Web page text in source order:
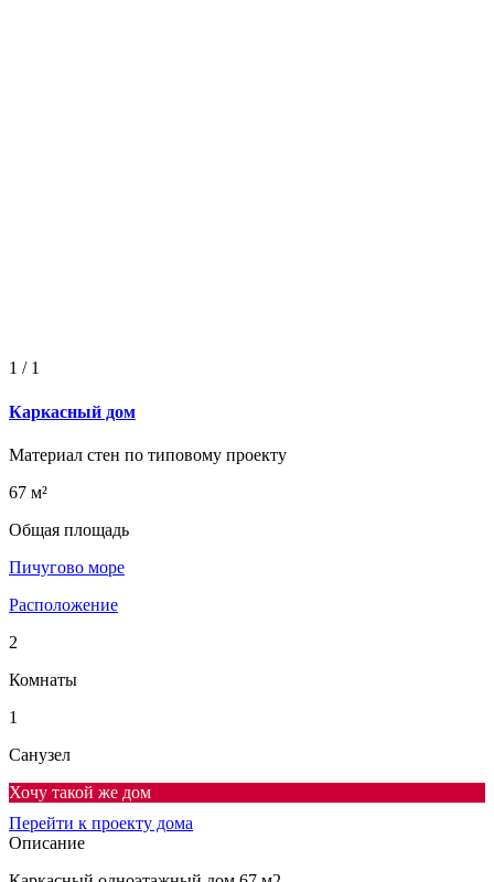
1 / 1
Каркасный дом
Материал стен по типовому проекту
67 м²
Общая площадь
Пичугово море
Расположение
2
Комнаты
1
Санузел
Хочу такой же дом
Перейти к проекту дома
Описание